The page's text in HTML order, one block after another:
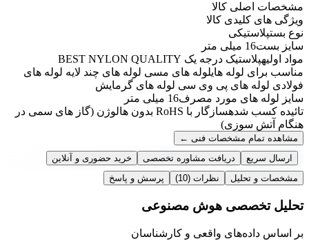
مشخصات اصلی کالا
ویژگی های کلیدی کالا
نوع بستپلاستیکی
سایز بست16 میلی متر
مواد اولیهپلاستیک درجه یک BEST NYLON QUALITY
مناسب برای لوله هایلوله های مسی لوله های چند لایه لوله های
فولادی لوله های پی وی سی لوله های گرمایش
سایز لوله های مورد مصرف16 میلی متر
تائیده کسب شده
سازگار با RoHS بدون هالوژن (گاز های سمی در
هنگام آتش سوزی)
مشاهده تمام مشخصات فنی ←
ارسال سریع
دریافت مشاوره تخصصی
خرید حضوری و آنلاین
مشخصات و تحلیل
نظرات (10) پرسش و پاسخ
تحلیل تخصصی هوش مصنوعی
بر اساس داده‌های واقعی و کارشناسان